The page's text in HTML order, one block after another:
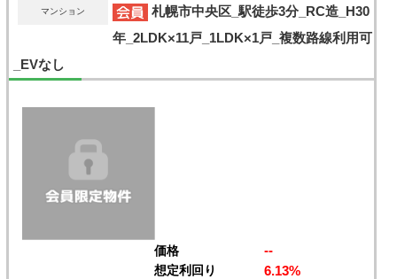
マンション
札幌市中央区_駅徒歩3分_RC造_H30
年_2LDK×11戸_1LDK×1戸_複数路線利用可
_EVなし
価格 --
想定利回り
6.13%